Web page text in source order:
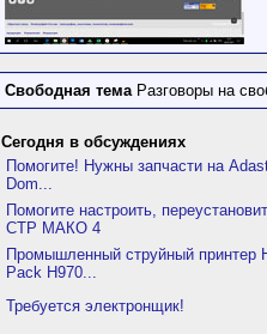
Свободная тема Разговоры на
Сегодня в обсуждениях
Помогите! Нужны запчасти на
Dom...
Помогите настроить,
СТР МАКО 4
Промышленный струйный принтер
Pack H970...
Требуется электронщик!